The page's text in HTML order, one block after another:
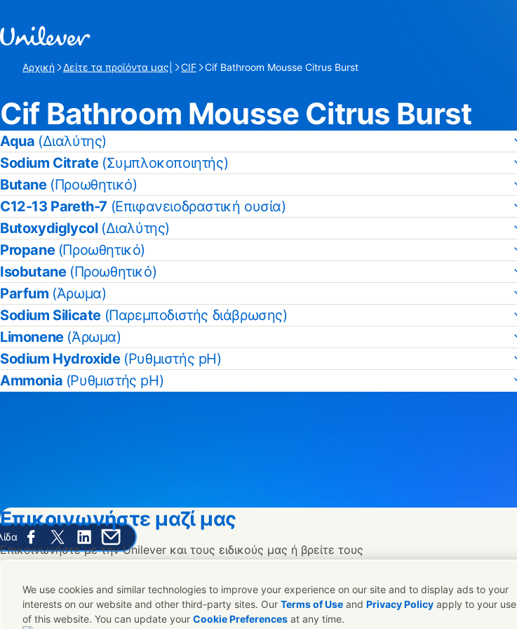
Αρχική Δείτε τα προϊόντα μας| CIFΤρέχουσα σελίδα:
Cif Bathroom Mousse Citrus Burst
Cif Bathroom Mousse Citrus Burst
Aqua (Διαλύτης)
Sodium Citrate (Συμπλοκοποιητής)
Butane (Προωθητικό)
C12-13 Pareth-7 (Επιφανειοδραστική ουσία)
Butoxydiglycol (Διαλύτης)
Propane (Προωθητικό)
Isobutane (Προωθητικό)
Parfum (Άρωμα)
Sodium Silicate (Παρεμποδιστής διάβρωσης)
Limonene (Άρωμα)
Sodium Hydroxide (Ρυθμιστής pH)
Ammonia (Ρυθμιστής pH)
Share this page on Facebook
Share this page on X
Share this page on Linked In
Share this page on E-mail
Επικοινωνήστε μαζί μας
Επικοινωνήστε με την Unilever και τους ειδικούς μας ή βρείτε τους
Επικοινωνήστε μαζί μας
We use cookies and similar technologies to improve your experience on our site and to display ads to your
interests on our website and other third-party sites. Our Terms of Use and Privacy Policy apply to your use
of this website. You can update your Cookie Preferences at any time.